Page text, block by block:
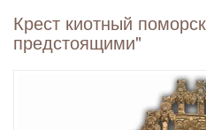
Крест киотный
предстоящими"